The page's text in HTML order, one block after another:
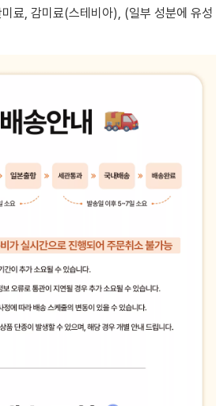
료, 감미료(스테비아), (일부 성분에 유성